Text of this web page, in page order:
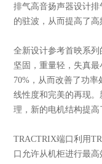
排气高音扬声器设计
的驻波，从而提高了
全新设计参考首映系
坚固，重量轻，失真
70%，从而改善了功
线性度和完美的再现
理，新的电机结构提高
TRACTRIX端口利用
口允许从机柜进行最